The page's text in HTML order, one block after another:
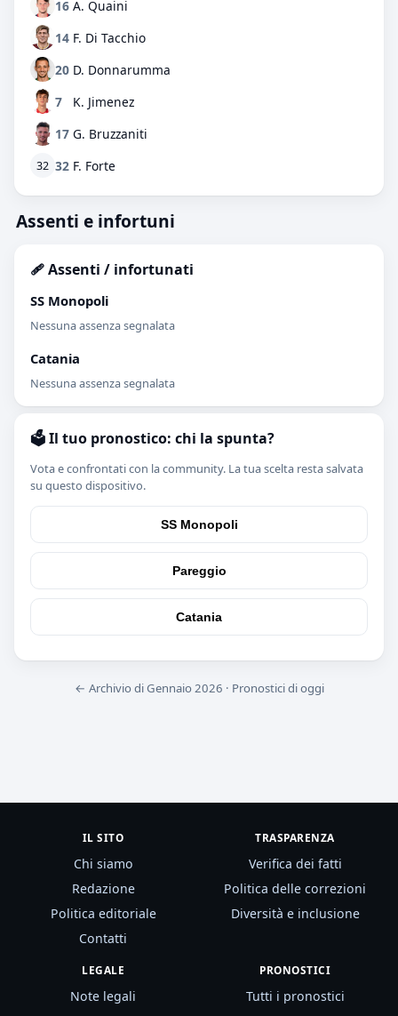
16 A. Quaini
14 F. Di Tacchio
20 D. Donnarumma
7
K. Jimenez
17 G. Bruzzaniti
32 32 F. Forte
Assenti e infortuni
🩹 Assenti / infortunati
SS Monopoli
Nessuna assenza segnalata
Catania
Nessuna assenza segnalata
🗳️ Il tuo pronostico: chi la spunta?
Vota e confrontati con la community. La tua scelta resta salvata
su questo dispositivo.
SS Monopoli
Pareggio
Catania
← Archivio di Gennaio 2026 · Pronostici di oggi
IL SITO
Chi siamo
Redazione
Politica editoriale
Contatti
TRASPARENZA
Verifica dei fatti
Politica delle correzioni
Diversità e inclusione
LEGALE
Note legali
PRONOSTICI
Tutti i pronostici